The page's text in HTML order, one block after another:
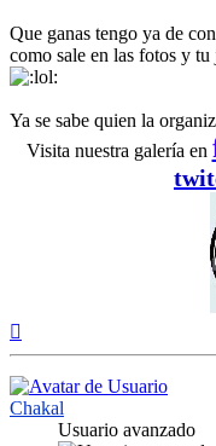
Que ganas tengo ya de
como sale en las fotos y
Ya se sabe quien la
Visita nuestra galería en
Chakal
Usuario avanzado